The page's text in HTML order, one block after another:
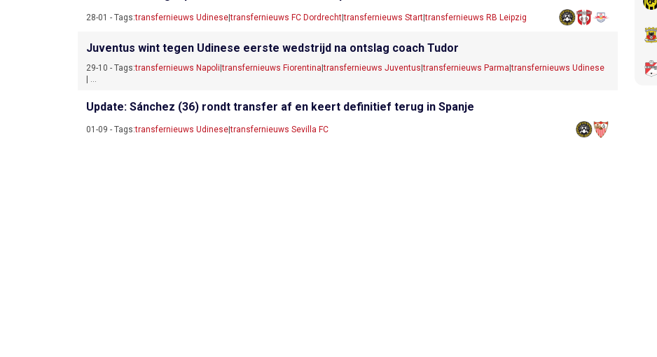
28-01 - Tags:transfernieuws Udinese|transfernieuws FC Dordrecht|transfernieuws Start|transfernieuws RB Leipzig
Juventus wint tegen Udinese eerste wedstrijd na ontslag coach Tudor
29-10 - Tags:transfernieuws Napoli |transfernieuws Fiorentina |transfernieuws Juventus |transfernieuws Parma |transfernieuws Udinese
| ...
Update: Sánchez (36) rondt transfer af en keert definitief terug in Spanje
01-09 - Tags:transfernieuws Udinese|transfernieuws Sevilla FC